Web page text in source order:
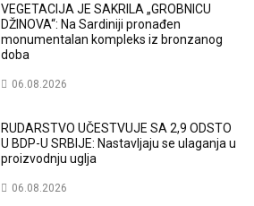
VEGETACIJA JE SAKRILA „GROBNICU
DŽINOVA“: Na Sardiniji pronađen
monumentalan kompleks iz bronzanog
doba
06.08.2026
RUDARSTVO UČESTVUJE SA 2,9 ODSTO
U BDP-U SRBIJE: Nastavljaju se ulaganja u
proizvodnju uglja
06.08.2026